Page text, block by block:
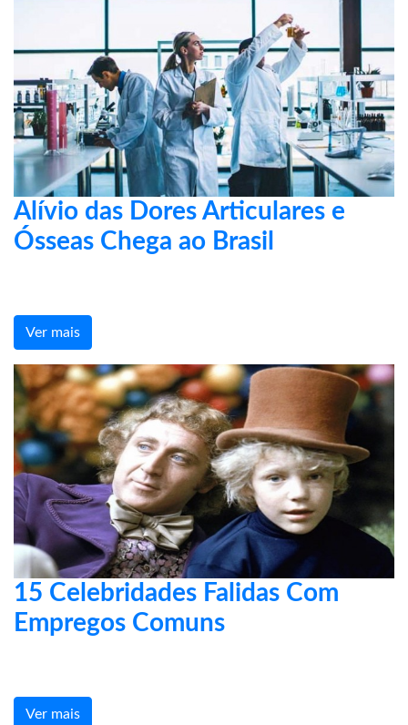
Alívio das Dores Articulares e
Ósseas Chega ao Brasil
Ver mais
15 Celebridades Falidas Com
Empregos Comuns
Ver mais